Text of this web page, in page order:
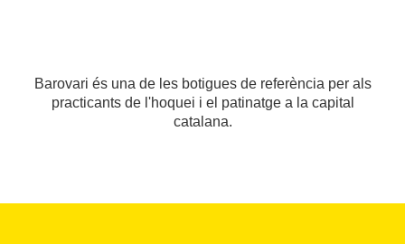
Barovari és una de les botigues de referència per als
practicants de l'hoquei i el patinatge a la capital
catalana.